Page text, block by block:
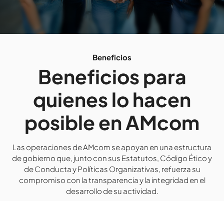
Beneficios
Beneficios para
quienes lo hacen
posible en AMcom
Las operaciones de AMcom se apoyan en una estructura
de gobierno que, junto con sus Estatutos, Código Ético y
de Conducta y Políticas Organizativas, refuerza su
compromiso con la transparencia y la integridad en el
desarrollo de su actividad.